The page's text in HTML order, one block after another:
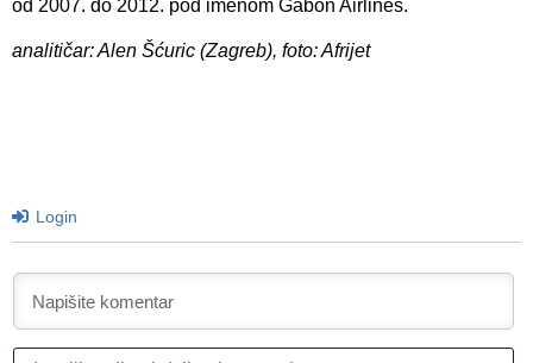
od 2007. do 2012. pod imenom Gabon Airlines.
analitičar: Alen Šćuric (Zagreb), foto: Afrijet
Login